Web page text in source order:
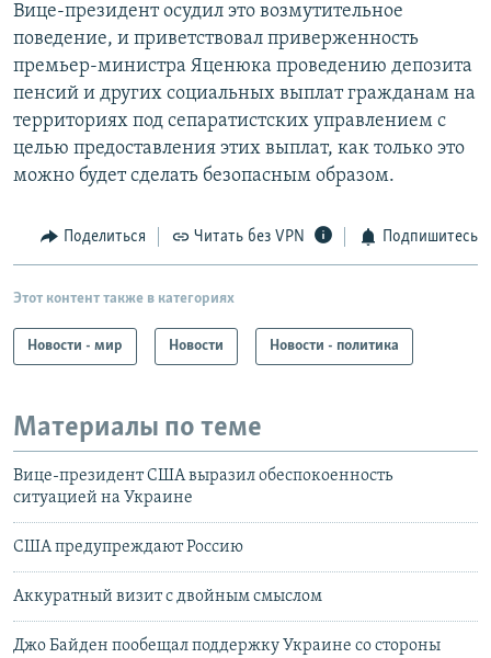
Вице-президент осудил это возмутительное
поведение, и приветствовал приверженность
премьер-министра Яценюка проведению депозита
пенсий и других социальных выплат гражданам на
территориях под сепаратистских управлением с
целью предоставления этих выплат, как только это
можно будет сделать безопасным образом.
Поделиться Читать без VPN Подпишитесь
Этот контент также в категориях
Новости - мир Новости Новости - политика
Материалы по теме
Вице-президент США выразил обеспокоенность
ситуацией на Украине
США предупреждают Россию
Аккуратный визит с двойным смыслом
Джо Байден пообещал поддержку Украине со стороны